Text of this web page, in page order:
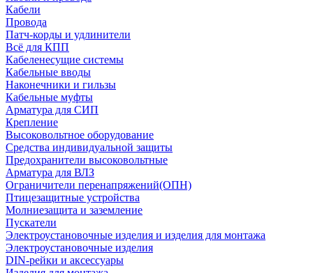
Кабели
Провода
Патч-корды и удлинители
Всё для КПП
Кабеленесущие системы
Кабельные вводы
Наконечники и гильзы
Кабельные муфты
Арматура для СИП
Крепление
Высоковольтное оборудование
Средства индивидуальной защиты
Предохранители высоковольтные
Арматура для ВЛЗ
Ограничители перенапряжений(ОПН)
Птицезащитные устройства
Молниезащита и заземление
Пускатели
Электроустановочные изделия и изделия для монтажа
Электроустановочные изделия
DIN-рейки и аксессуары